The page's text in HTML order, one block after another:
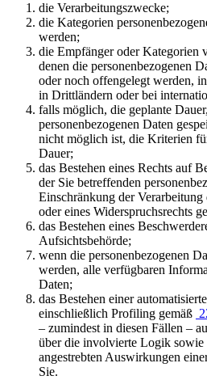
die Verarbeitungszwecke;
die Kategorien
werden;
die Empfänger oder Kategorien
denen die personenbezogenen
oder noch offengelegt werden,
in Drittländern oder bei
falls möglich, die geplante
personenbezogenen Daten
nicht möglich ist, die Kriterien
Dauer;
das Bestehen eines Rechts auf
der Sie betreffenden
Einschränkung der
oder eines Widerspruchsrechts
das Bestehen eines
Aufsichtsbehörde;
wenn die personenbezogenen
werden, alle verfügbaren
Daten;
das Bestehen einer
einschließlich Profiling gemäß
– zumindest in diesen Fällen –
über die involvierte Logik sowie
angestrebten Auswirkungen
Sie.